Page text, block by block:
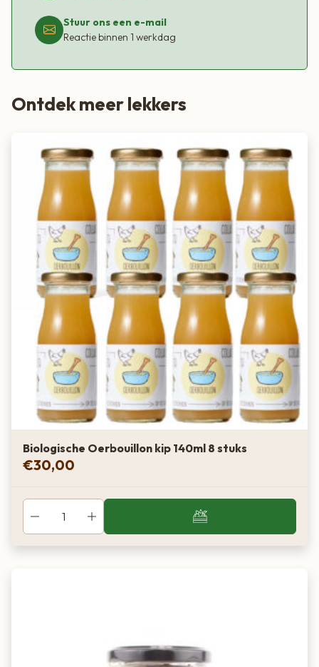
Stuur ons een e-mail
Reactie binnen 1 werkdag
Ontdek meer lekkers
Biologische Oerbouillon kip 140ml 8 stuks
€30,00